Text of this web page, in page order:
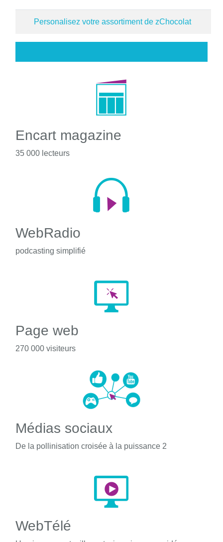
Personalisez votre assortiment de zChocolat
Encart magazine
35 000 lecteurs
WebRadio
podcasting simplifié
Page web
270 000 visiteurs
Médias sociaux
De la pollinisation croisée à la puissance 2
WebTélé